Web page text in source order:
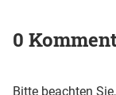
0
Bitte beachten